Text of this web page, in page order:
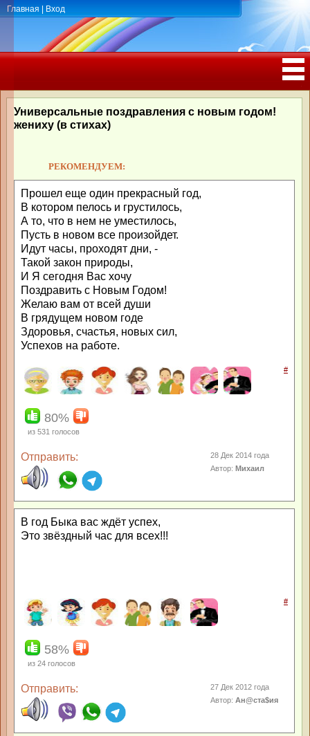
Главная Вход
РОЖДЕНИЯ, ЮБИЛЕЕМ
Универсальные поздравления с новым годом!
жениху (в стихах)
РЕКОМЕНДУЕМ:
Прошел еще один прекрасный год,
В котором пелось и грустилось,
А то, что в нем не уместилось,
Пусть в новом все произойдет.
Идут часы, проходят дни, -
Такой закон природы,
И Я сегодня Вас хочу
Поздравить с Новым Годом!
Желаю вам от всей души
В грядущем новом годе
Здоровья, счастья, новых сил,
Успехов на работе.
#
80%
из 531 голосов
Отправить:
28 Дек 2014 года
Автор:Михаил
В год Быка вас ждёт успех,
Это звёздный час для всех!!!
#
58%
из 24 голосов
Отправить:
27 Дек 2012 года
Автор:Ан@ста$ия